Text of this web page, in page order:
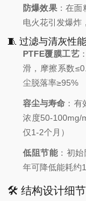
防爆效果：在面
电火花引发爆炸
🧵 过滤与清灰性能
PTFE覆膜工艺
滑，摩擦系数
尘脱落率≥95%
容尘与寿命 ：
浓度50-100mg/
仅1-2个月）
低阻节能：初始
年可降低能耗约
🛠️ 结构设计细节